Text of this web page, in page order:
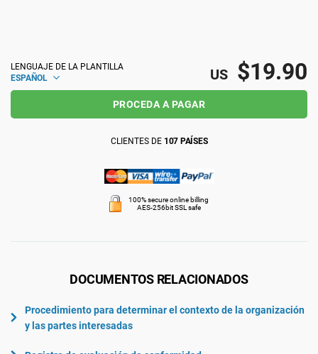
ISO 17025
Productos sanitarios
LENGUAJE DE LA PLANTILLA
ESPAÑOL
US $19.90
PROCEDA A PAGAR
CLIENTES DE 107 PAÍSES
100% secure online billing
AES-256bit SSL safe
DOCUMENTOS RELACIONADOS
Procedimiento para determinar el contexto de la organización
y las partes interesadas